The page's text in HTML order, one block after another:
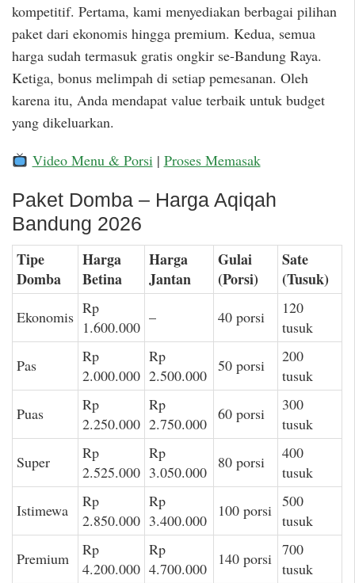
kompetitif. Pertama, kami menyediakan berbagai pilihan
paket dari ekonomis hingga premium. Kedua, semua
harga sudah termasuk gratis ongkir se-Bandung Raya.
Ketiga, bonus melimpah di setiap pemesanan. Oleh
karena itu, Anda mendapat value terbaik untuk budget
yang dikeluarkan.
Video Menu & Porsi| Proses Memasak
Paket Domba – Harga Aqiqah
Bandung 2026
Tipe
Domba
Harga
Betina
Harga
Jantan
Gulai
(Porsi)
Sate
(Tusuk)
Ekonomis Rp
1.600.000
– 40 porsi
120
tusuk
Pas
Rp
2.000.000
Rp
2.500.000
50 porsi
200
tusuk
Puas
Rp
2.250.000
Rp
2.750.000
60 porsi
300
tusuk
Super
Rp
2.525.000
Rp
3.050.000
80 porsi
400
tusuk
Istimewa
Rp
2.850.000
Rp
3.400.000
100 porsi 500
tusuk
Premium
Rp
4.200.000
Rp
4.700.000
140 porsi 700
tusuk